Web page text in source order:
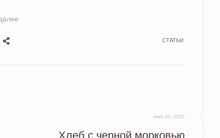
СТАТЬИ
мая 10, 2021
Хлеб с черной морковью